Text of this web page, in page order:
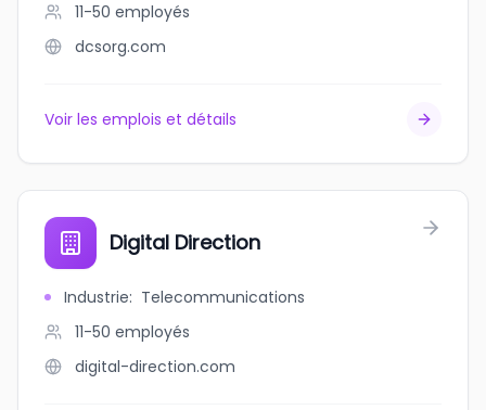
11-50 employés
dcsorg.com
Voir les emplois et détails
Digital Direction
Industrie: Telecommunications
11-50 employés
digital-direction.com